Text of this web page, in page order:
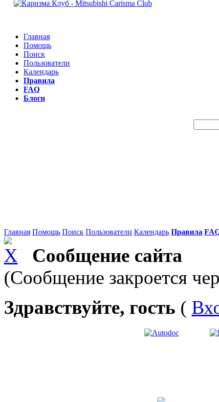
Главная
Помощь
Поиск
Пользователи
Календарь
Правила
FAQ
Блоги
Главная Помощь Поиск Пользователи Календарь Правила
Сообщение сайта
(Сообщение закроется
Здравствуйте, гость (